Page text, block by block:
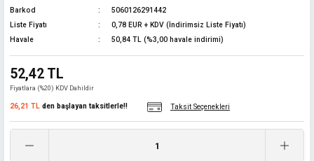
Barkod
5060126291442
Liste Fiyatı
0,78 EUR + KDV (İndirimsiz Liste Fiyatı)
Havale
50,84 TL (%3,00 havale indirimi)
52,42 TL
Fiyatlara (%20) KDV Dahildir
26,21 TL den başlayan taksitlerle!! Taksit Seçenekleri